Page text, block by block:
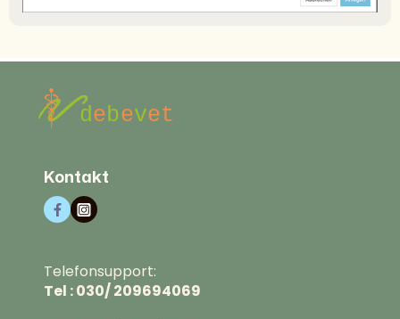
Kontakt
Telefonsupport:
Tel : 030/ 209694069